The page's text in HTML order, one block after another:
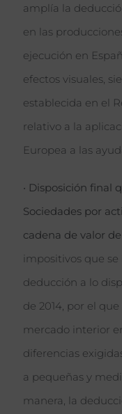
amplía la
en las
ejecución en
efectos visuales,
establecida en el
relativo a la
Europea a las
• Disposición final
Sociedades por
cadena de valor
impositivos que se
deducción a lo
de 2014, por el
mercado interior
diferencias
a pequeñas y
manera, la